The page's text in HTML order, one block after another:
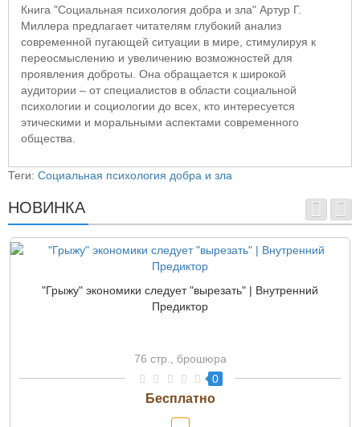
Книга "Социальная психология добра и зла" Артур Г.
Миллера предлагает читателям глубокий анализ
современной пугающей ситуации в мире, стимулируя к
переосмыслению и увеличению возможностей для
проявления доброты. Она обращается к широкой
аудитории – от специалистов в области социальной
психологии и социологии до всех, кто интересуется
этическими и моральными аспектами современного
общества.
Теги: Социальная психология добра и зла
НОВИНКА
"Грыжу" экономики следует "вырезать" | Внутренний
Предиктор
76 стр., брошюра
0